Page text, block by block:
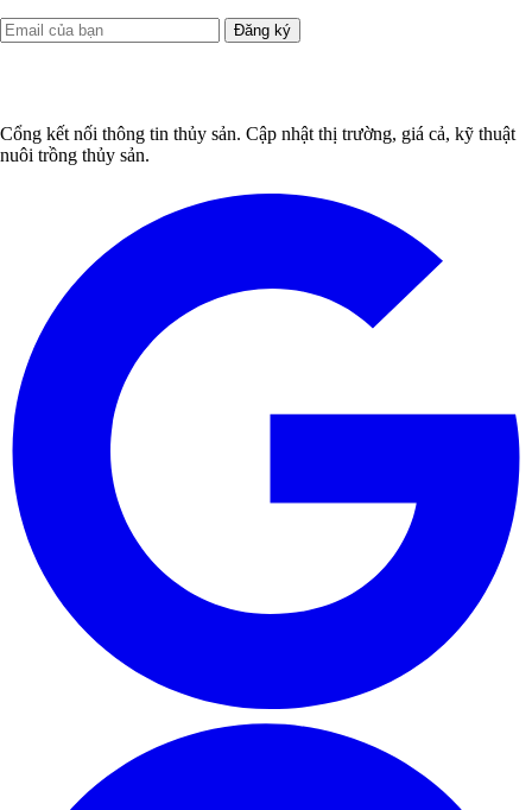
Đăng ký
Cổng kết nối thông tin thủy sản. Cập nhật thị trường, giá cả, kỹ thuật
nuôi trồng thủy sản.